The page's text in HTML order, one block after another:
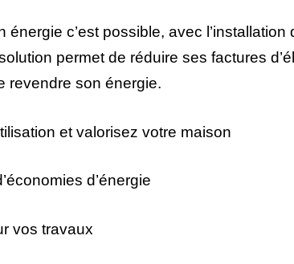
énergie c’est possible, avec
permet de réduire ses factures
revendre son énergie.
et valorisez votre maison
d’énergie
vos travaux